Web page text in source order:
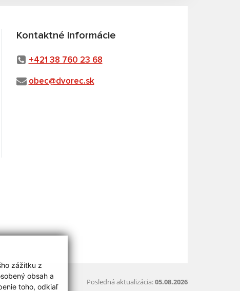
zážitku z
obsah a
toho, odkiaľ
Kontaktné informácie
+421 38 760 23 68
obec@dvorec.sk
Posledná aktualizácia:05.08.2026